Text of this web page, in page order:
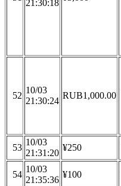
21:30:18
52
10/03
21:30:24
RUB1,000.00
53
10/03
21:31:20
¥250
54
10/03
21:35:36
¥100